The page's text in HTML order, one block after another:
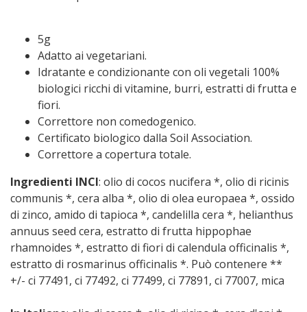
5g
Adatto ai vegetariani.
Idratante e condizionante con oli vegetali 100%
biologici ricchi di vitamine, burri, estratti di frutta e
fiori.
Correttore non comedogenico.
Certificato biologico dalla Soil Association.
Correttore a copertura totale.
Ingredienti INCI: olio di cocos nucifera *, olio di ricinis
communis *, cera alba *, olio di olea europaea *, ossido
di zinco, amido di tapioca *, candelilla cera *, helianthus
annuus seed cera, estratto di frutta hippophae
rhamnoides *, estratto di fiori di calendula officinalis *,
estratto di rosmarinus officinalis *. Può contenere **
+/- ci 77491, ci 77492, ci 77499, ci 77891, ci 77007, mica